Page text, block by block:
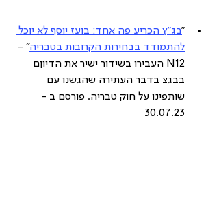
"בג"ץ הכריע פה אחד: בועז יוסף לא יוכל
להתמודד בבחירות הקרובות בטבריה" -
N12 העבירו בשידור ישיר את הדיוןם
בבגצ בדבר העתירה שהגשנו עם
שותפינו על חוק טבריה. פורסם ב -
30.07.23